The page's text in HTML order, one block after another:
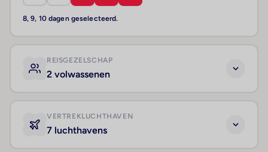
8, 9, 10 dagen geselecteerd.
REISGEZELSCHAP
2 volwassenen
VERTREKLUCHTHAVEN
7 luchthavens